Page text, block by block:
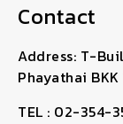
Contact
Address: T-
Phayathai
TEL : 02-354-